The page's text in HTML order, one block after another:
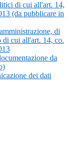
di cui all'art. 14,
(da pubblicare in
di
di cui all'art. 14, co.
da
dei dati